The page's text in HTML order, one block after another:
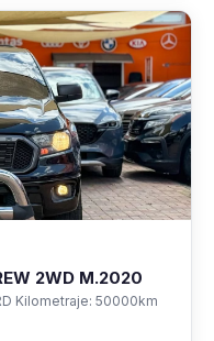
2WD M.2020
Kilometraje: 50000km